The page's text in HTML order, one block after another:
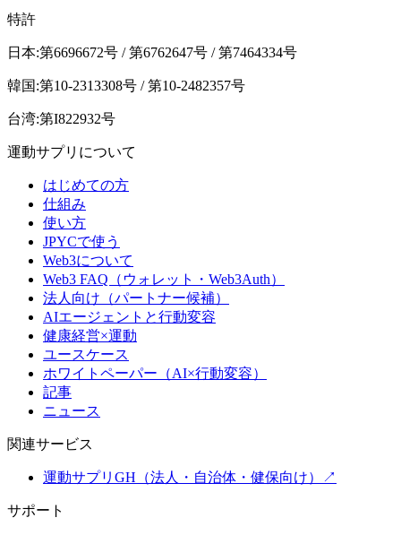
特許
日本:第6696672号 / 第6762647号 / 第7464334号
韓国:第10-2313308号 / 第10-2482357号
台湾:第I822932号
運動サプリについて
はじめての方
仕組み
使い方
JPYCで使う
Web3について
Web3 FAQ（ウォレット・Web3Auth）
法人向け（パートナー候補）
AIエージェントと行動変容
健康経営×運動
ユースケース
ホワイトペーパー（AI×行動変容）
記事
ニュース
関連サービス
運動サプリGH（法人・自治体・健保向け） ↗
サポート